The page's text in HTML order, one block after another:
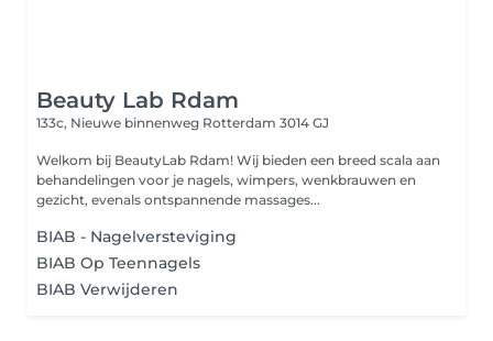
Beauty Lab Rdam
133c, Nieuwe binnenweg Rotterdam 3014 GJ
Welkom bij BeautyLab Rdam! Wij bieden een breed scala aan
behandelingen voor je nagels, wimpers, wenkbrauwen en
gezicht, evenals ontspannende massages...
BIAB - Nagelversteviging
BIAB Op Teennagels
BIAB Verwijderen